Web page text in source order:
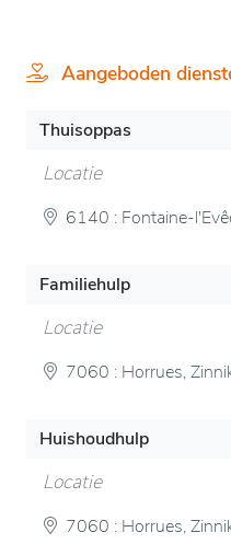
Aangeboden
Thuisoppas
Locatie
6140 : Fontaine-
Familiehulp
Locatie
7060 : Horrues,
Huishoudhulp
Locatie
7060 : Horrues,